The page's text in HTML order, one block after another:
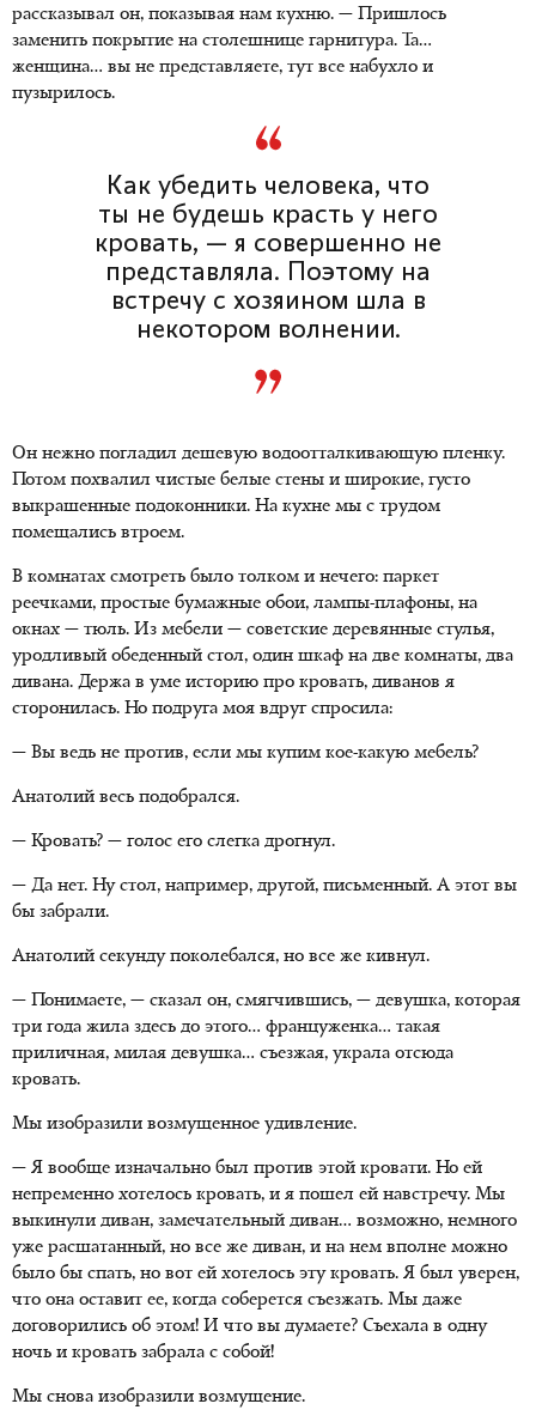
рассказывал он, показывая нам кухню. — Пришлось
заменить покрытие на столешнице гарнитура. Та…
женщина… вы не представляете, тут все набухло и
пузырилось.
Как убедить человека, что
ты не будешь красть у него
кровать, — я совершенно не
представляла. Поэтому на
встречу с хозяином шла в
некотором волнении.
Он нежно погладил дешевую водоотталкивающую пленку.
Потом похвалил чистые белые стены и широкие, густо
выкрашенные подоконники. На кухне мы с трудом
помещались втроем.
В комнатах смотреть было толком и нечего: паркет
реечками, простые бумажные обои, лампы-плафоны, на
окнах — тюль. Из мебели — советские деревянные стулья,
уродливый обеденный стол, один шкаф на две комнаты, два
дивана. Держа в уме историю про кровать, диванов я
сторонилась. Но подруга моя вдруг спросила:
— Вы ведь не против, если мы купим кое-какую мебель?
Анатолий весь подобрался.
— Кровать? — голос его слегка дрогнул.
— Да нет. Ну стол, например, другой, письменный. А этот вы
бы забрали.
Анатолий секунду поколебался, но все же кивнул.
— Понимаете, — сказал он, смягчившись, — девушка, которая
три года жила здесь до этого… француженка… такая
приличная, милая девушка… съезжая, украла отсюда
кровать.
Мы изобразили возмущенное удивление.
— Я вообще изначально был против этой кровати. Но ей
непременно хотелось кровать, и я пошел ей навстречу. Мы
выкинули диван, замечательный диван… возможно, немного
уже расшатанный, но все же диван, и на нем вполне можно
было бы спать, но вот ей хотелось эту кровать. Я был уверен,
что она оставит ее, когда соберется съезжать. Мы даже
договорились об этом! И что вы думаете? Съехала в одну
ночь и кровать забрала с собой!
Мы снова изобразили возмущение.